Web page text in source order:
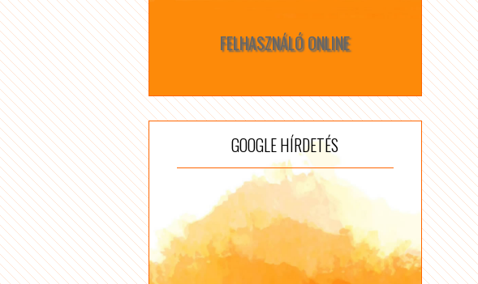
FELHASZNÁLÓ ONLINE
GOOGLE HÍRDETÉS